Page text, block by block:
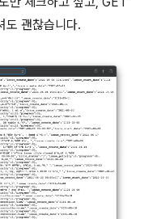
도 괜찮습니다.